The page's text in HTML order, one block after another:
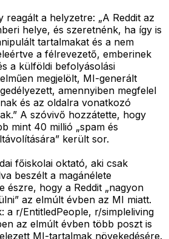
reagált a helyzetre: „A Reddit az
helye, és szeretnénk, ha így is
tartalmakat és a nem
a félrevezető, emberinek
a külföldi befolyásolási
megjelölt, MI-generált
amennyiben megfelel
és az oldalra vonatkozó
A szóvivő hozzátette, hogy
mint 40 millió „spam és
került sor.
főiskolai oktató, aki csak
beszélt a magánélete
észre, hogy a Reddit „nagyon
az elmúlt évben az MI miatt.
a r/EntitledPeople, r/simpleliving
az elmúlt évben több poszt is
MI-tartalmak növekedésére.